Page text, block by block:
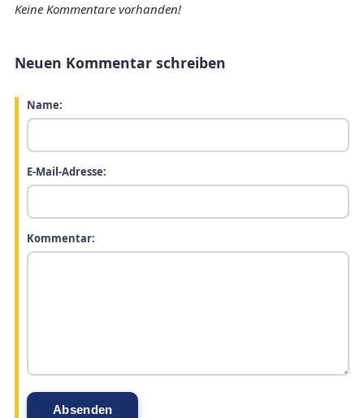
Keine Kommentare vorhanden!
Neuen Kommentar schreiben
Name:
E-Mail-Adresse:
Kommentar: